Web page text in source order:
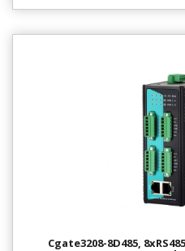
Cgate3208-8D485,